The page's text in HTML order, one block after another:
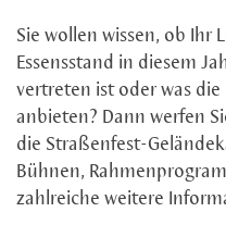
Sie wollen wissen, ob Ihr
Essensstand in diesem
vertreten ist oder was
anbieten? Dann werfen
die Straßenfest-
Bühnen,
zahlreiche weitere